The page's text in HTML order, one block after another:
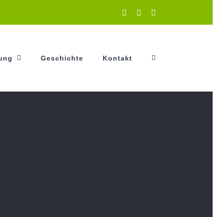
InstagramFacebook
Geschichte Kontakt